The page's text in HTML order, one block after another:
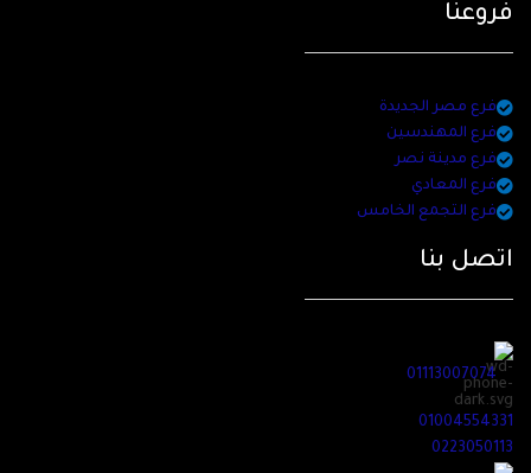
فروعنا
فرع مصر الجديدة
فرع المهندسين
فرع مدينة نصر
فرع المعادي
فرع التجمع الخامس
اتصل بنا
01113007074
01004554331
0223050113